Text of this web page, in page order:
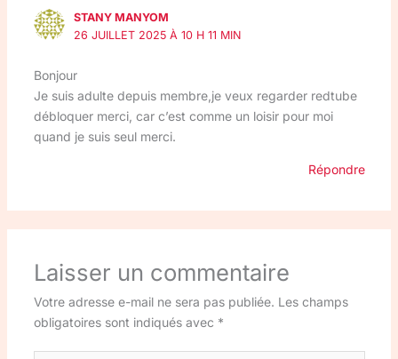
STANY MANYOM
26 JUILLET 2025 À 10 H 11 MIN
Bonjour
Je suis adulte depuis membre,je veux regarder redtube
débloquer merci, car c’est comme un loisir pour moi
quand je suis seul merci.
Répondre
Laisser un commentaire
Votre adresse e-mail ne sera pas publiée. Les champs
obligatoires sont indiqués avec *